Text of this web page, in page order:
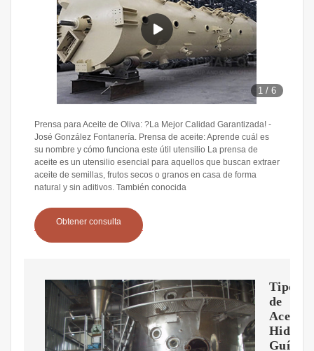
1 /6
Prensa para Aceite de Oliva: ?La Mejor Calidad Garantizada! -
José González Fontanería. Prensa de aceite: Aprende cuál es
su nombre y cómo funciona este útil utensilio La prensa de
aceite es un utensilio esencial para aquellos que buscan extraer
aceite de semillas, frutos secos o granos en casa de forma
natural y sin aditivos. También conocida
Obtener consulta
Tipos
de
Aceites
Guía